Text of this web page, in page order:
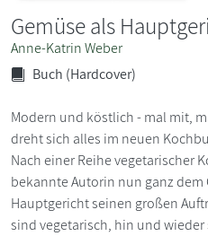
Gemüse als
Anne-Katrin Weber
Buch (Hardcover)
Modern und köstlich - mal mit,
dreht sich alles im neuen
Nach einer Reihe vegetarischer
bekannte Autorin nun ganz dem
Hauptgericht seinen großen
sind vegetarisch, hin und